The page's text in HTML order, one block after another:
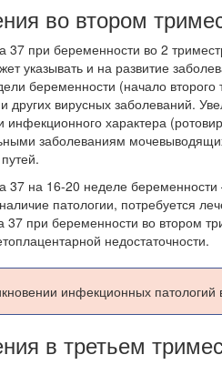
во втором
37 при беременности во 2
указывать и на развитие
беременности (начало второго
других вирусных заболеваний.
инфекционного характера
заболеваниям
37 на 16-20 неделе
патологии, потребуется
37 при беременности во втором
недостаточности.
инфекционных
в третьем